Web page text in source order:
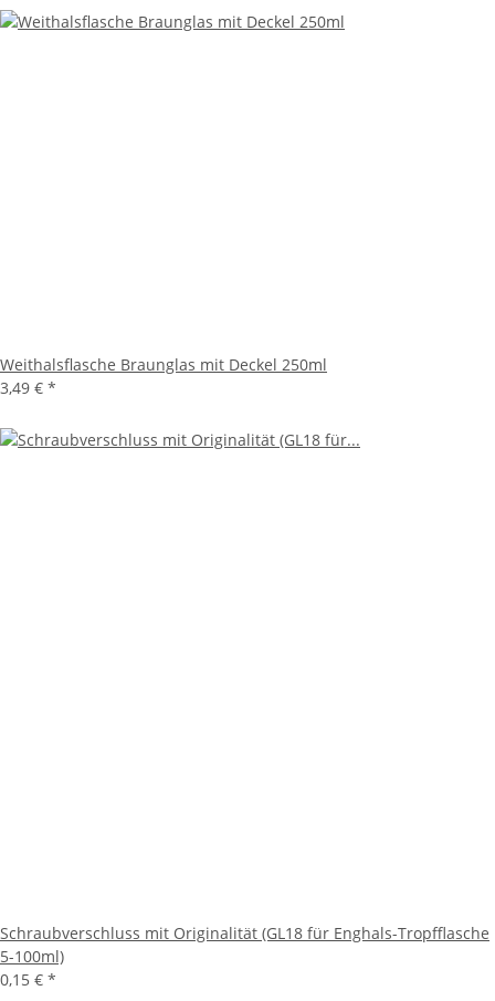
Weithalsflasche Braunglas mit Deckel 250ml
3,49 € *
Schraubverschluss mit Originalität (GL18 für Enghals-Tropfflasche
5-100ml)
0,15 € *